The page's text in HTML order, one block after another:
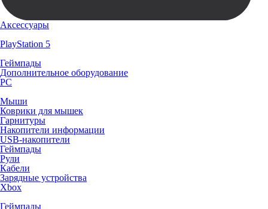
Аксессуары
PlayStation 5
Геймпады
Дополнительное оборудование
PC
Мыши
Коврики для мышек
Гарнитуры
Накопители информации
USB-накопители
Геймпады
Рули
Кабели
Зарядные устройства
Xbox
Геймпады